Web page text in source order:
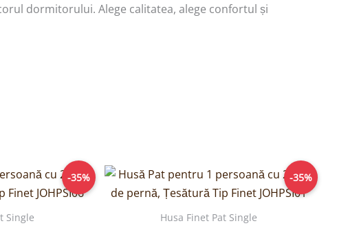
dormitorului. Alege calitatea, alege confortul și
-35%
Single
Prețul
curent
este:
-35%
Husa Finet Pat Single
Prețul
inițial
a
99,00lei.
Prețul
curent
este: